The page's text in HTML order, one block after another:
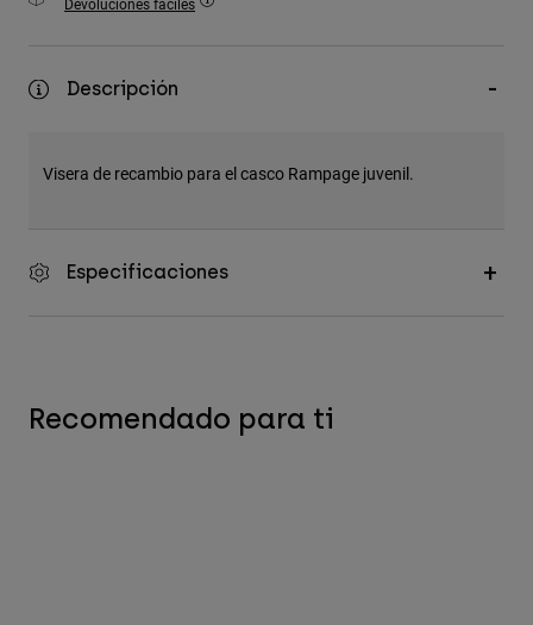
Accesorios
Ver todo
Descripción
Visera de recambio para el casco Rampage juvenil.
Especificaciones
Recomendado para ti